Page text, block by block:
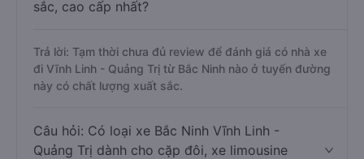
sắc, cao cấp nhất?
Trả lời: Tạm thời chưa đủ review để đánh giá có nhà xe
đi Vĩnh Linh - Quảng Trị từ Bắc Ninh nào ở tuyến đường
này có chất lượng xuất sắc.
Câu hỏi: Có loại xe Bắc Ninh Vĩnh Linh -
Quảng Trị dành cho cặp đôi, xe limousine